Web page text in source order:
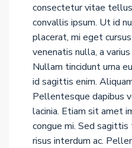
consectetur vitae
convallis ipsum. Ut id
placerat, mi eget
venenatis nulla, a
Nullam tincidunt urna
id sagittis enim.
Pellentesque dapibus
lacinia. Etiam sit amet
congue mi. Sed
risus interdum ac.